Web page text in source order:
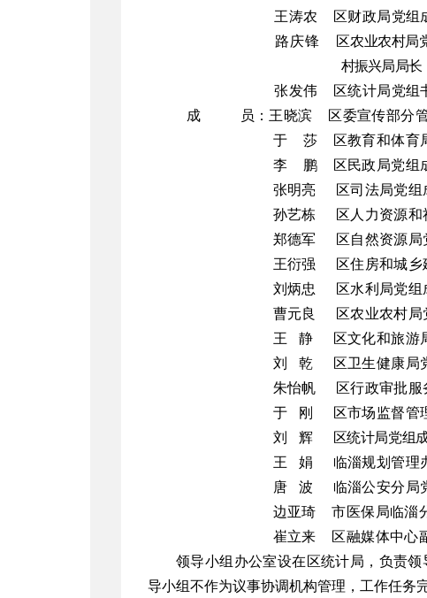
王涛农 区财政局党组
路庆锋
区农业农村局
村振兴局局长
张发伟 区统计局党组
成 员 ： 王晓滨
区委宣传部分
于
莎区教育和体育
李
鹏 区民政局党组
张明亮
区司法局党组
孙艺栋
区 人力资源和
郑德军 区自然资源局
王衍强
区住 房和城乡
刘炳忠
区水利局党组
曹元良
区农业农村局
王
静 区文化和旅游
刘
乾 区卫生健康局
朱怡帆 区行政审批服
于
刚
区市场监督管
刘 辉
区统计局党组
王 娟 临淄规划管理
唐
波 临淄公安分局
边亚琦
市医保局临淄
崔立来 区融媒体中心
领导小组办公室设在 区统计局， 负责领
导小组不作为议事协调机构管理，工作任务